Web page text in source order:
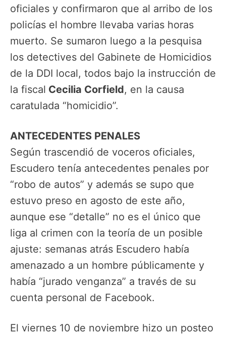
oficiales y confirmaron que al arribo de los
policías el hombre llevaba varias horas
muerto. Se sumaron luego a la pesquisa
los detectives del Gabinete de Homicidios
de la DDI local, todos bajo la instrucción de
la fiscal Cecilia Corfield, en la causa
caratulada “homicidio”.
ANTECEDENTES PENALES
Según trascendió de voceros oficiales,
Escudero tenía antecedentes penales por
“robo de autos” y además se supo que
estuvo preso en agosto de este año,
aunque ese “detalle” no es el único que
liga al crimen con la teoría de un posible
ajuste: semanas atrás Escudero había
amenazado a un hombre públicamente y
había “jurado venganza” a través de su
cuenta personal de Facebook.
El viernes 10 de noviembre hizo un posteo